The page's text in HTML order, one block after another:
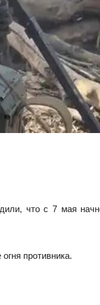
что с 7 мая
противника.